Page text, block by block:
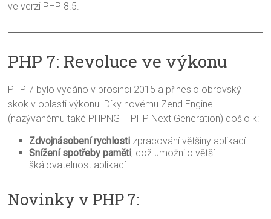
ve verzi PHP 8.5.
PHP 7: Revoluce ve výkonu
PHP 7 bylo vydáno v prosinci 2015 a přineslo obrovský
skok v oblasti výkonu. Díky novému Zend Engine
(nazývanému také PHPNG – PHP Next Generation) došlo k:
Zdvojnásobení rychlosti zpracování většiny aplikací.
Snížení spotřeby paměti, což umožnilo větší
škálovatelnost aplikací.
Novinky v PHP 7: